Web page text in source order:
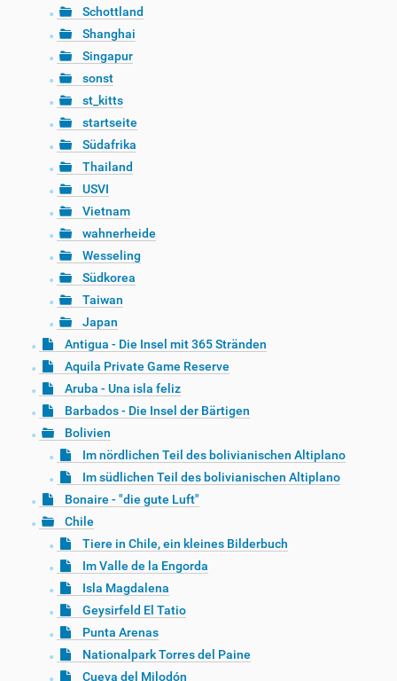
Schottland
Shanghai
Singapur
sonst
st_kitts
startseite
Südafrika
Thailand
USVI
Vietnam
wahnerheide
Wesseling
Südkorea
Taiwan
Japan
Antigua - Die Insel mit 365 Stränden
Aquila Private Game Reserve
Aruba - Una isla feliz
Barbados - Die Insel der Bärtigen
Bolivien
Im nördlichen Teil des bolivianischen Altiplano
Im südlichen Teil des bolivianischen Altiplano
Bonaire - "die gute Luft"
Chile
Tiere in Chile, ein kleines Bilderbuch
Im Valle de la Engorda
Isla Magdalena
Geysirfeld El Tatio
Punta Arenas
Nationalpark Torres del Paine
Cueva del Milodón